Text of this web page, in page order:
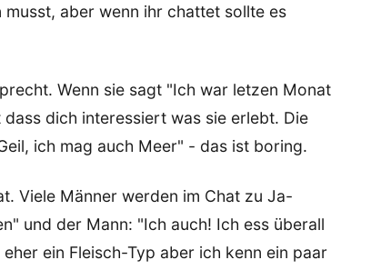
aber wenn ihr chattet sollte es
Wenn sie sagt "Ich war letzen Monat
dich interessiert was sie erlebt. Die
ich mag auch Meer" - das ist boring.
Viele Männer werden im Chat zu Ja-
und der Mann: "Ich auch! Ich ess überall
ein Fleisch-Typ aber ich kenn ein paar